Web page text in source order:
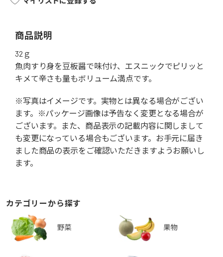
商品説明
32ｇ
魚肉すり身を豆板醤で味付け、エスニックでピリッと
キメて辛さも量もボリューム満点です。
※写真はイメージです。実物とは異なる場合がござい
ます。※パッケージ画像は予告なく変更となる場合が
ございます。また、商品表示の記載内容に関しまして
も変更になっている場合もございます。お手元に届き
ました商品の表示をご確認いただきますようお願いし
ます。
カテゴリーから探す